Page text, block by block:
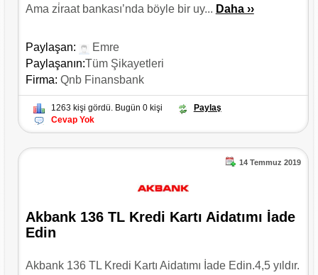
Ama zi̇raat bankası’nda böyle bir uy... Daha ››
Paylaşan:
Emre
Paylaşanın:Tüm Şikayetleri
Firma: Qnb Finansbank
1263 kişi gördü. Bugün 0 kişi
Paylaş
Cevap Yok
14 Temmuz 2019
Akbank 136 TL Kredi Kartı Aidatımı İade
Edin
Akbank 136 TL Kredi Kartı Aidatımı İade Edin.4,5 yıldır.